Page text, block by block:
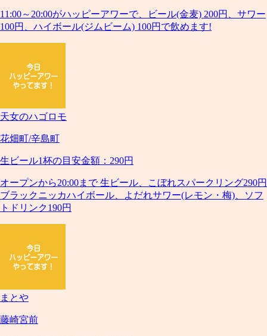
11:00～20:00がハッピーアワーで、ビール(金麦) 200円、サワー
100円、ハイボール(ジムビーム) 100円で飲めます!
天女のハゴロモ
花畑町/辛島町
生ビール1杯の目安金額：290円
オープンから20:00まで 生ビール、こぼれスパークリング290円
ブラックニッカハイボール、よだれサワー(レモン・梅)、ソフ
トドリンク190円
まとや
藤崎宮前